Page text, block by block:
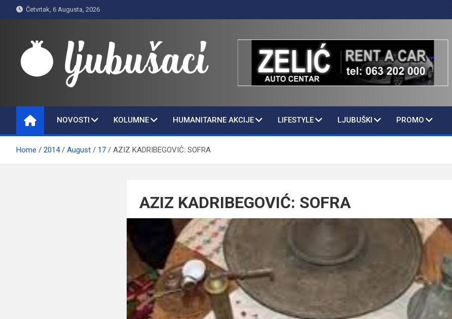
to
Četvrtak, 6 Augusta, 2026
Ljubušaci
NOVOSTI KOLUMNE HUMANITARNE AKCIJE LIFESTYLE LJUBUŠKI PROMO
Home 2014 August 17 AZIZ KADRIBEGOVIĆ: SOFRA
AZIZ KADRIBEGOVIĆ: SOFRA